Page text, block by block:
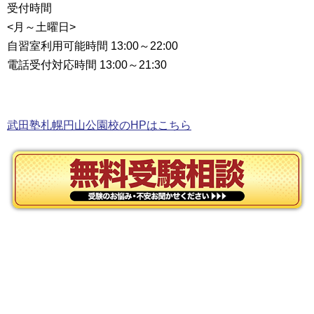
受付時間
<月～土曜日>
自習室利用可能時間 13:00～22:00
電話受付対応時間 13:00～21:30
武田塾札幌円山公園校のHPはこちら